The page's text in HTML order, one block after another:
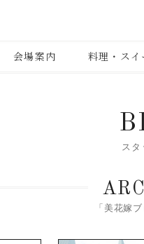
会場案内 料理・スイ
スタ
「美花嫁